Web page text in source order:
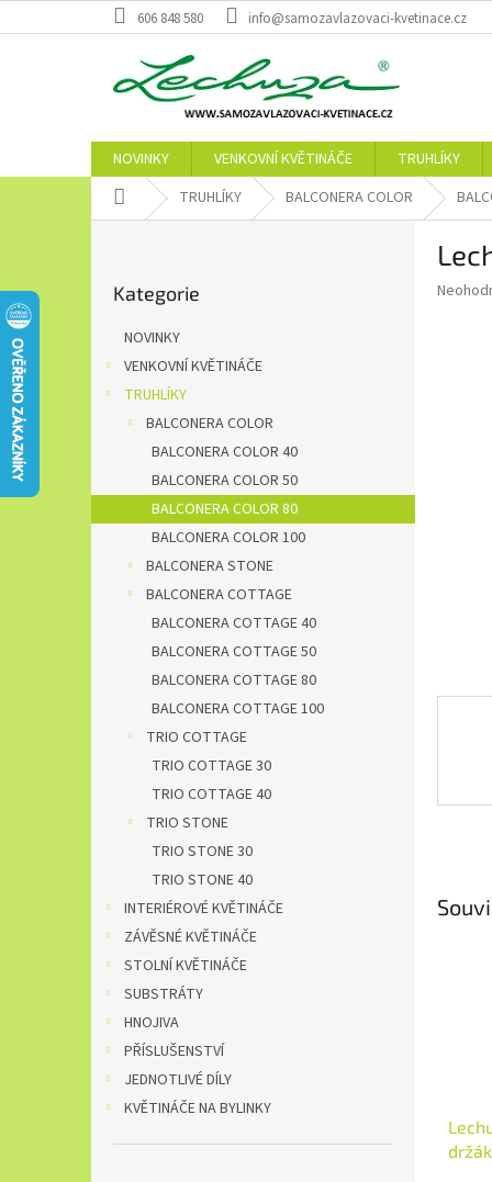
na
606 848 580 info@samozavlazovaci-kvetinace.cz
NOVINKY VENKOVNÍ KVĚTINÁČE
TRUHLÍKY
Domů TRUHLÍKY BALCONERA COLOR
n
e
kategorie
Kategorie
NOVINKY
VENKOVNÍ KVĚTINÁČE
TRUHLÍKY
BALCONERA COLOR
BALCONERA COLOR 40
BALCONERA COLOR 50
BALCONERA COLOR 80
BALCONERA COLOR 100
BALCONERA STONE
BALCONERA COTTAGE
BALCONERA COTTAGE 40
BALCONERA COTTAGE 50
BALCONERA COTTAGE 80
BALCONERA COTTAGE 100
TRIO COTTAGE
TRIO COTTAGE 30
TRIO COTTAGE 40
TRIO STONE
TRIO STONE 30
TRIO STONE 40
INTERIÉROVÉ KVĚTINÁČE
ZÁVĚSNÉ KVĚTINÁČE
STOLNÍ KVĚTINÁČE
SUBSTRÁTY
HNOJIVA
PŘÍSLUŠENSTVÍ
JEDNOTLIVÉ DÍLY
KVĚTINÁČE NA BYLINKY